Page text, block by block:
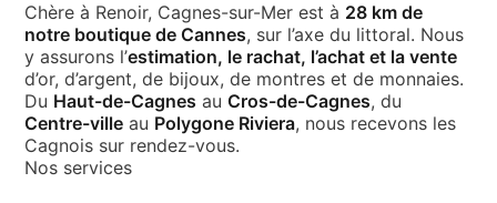
Chère à Renoir, Cagnes-sur-Mer est à 28 km de
notre boutique de Cannes, sur l’axe du littoral. Nous
y assurons l’estimation, le rachat, l’achat et la vente
d’or, d’argent, de bijoux, de montres et de monnaies.
Du Haut-de-Cagnes auCros-de-Cagnes, du
Centre-ville au Polygone Riviera, nous recevons les
Cagnois sur rendez-vous.
Nos services